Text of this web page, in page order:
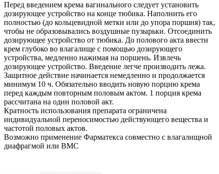
Перед введением крема вагинального следует установить
дозирующее устройство на конце тюбика. Наполнить его
полностью (до кольцевидной метки или до упора поршня) так,
чтобы не образовывались воздушные пузырьки. Отсоединить
дозирующее устройство от тюбика. До полового акта ввести
крем глубоко во влагалище с помощью дозирующего
устройства, медленно нажимая на поршень. Извлечь
дозирующее устройство. Введение легче производить лежа.
Защитное действие начинается немедленно и продолжается
минимум 10 ч. Обязательно вводить новую порцию крема
перед каждым повторным половым актом. 1 порция крема
рассчитана на один половой акт.
Кратность использования препарата ограничена
индивидуальной переносимостью действующего вещества и
частотой половых актов.
Возможно применение Фарматекса совместно с влагалищной
диафрагмой или ВМС